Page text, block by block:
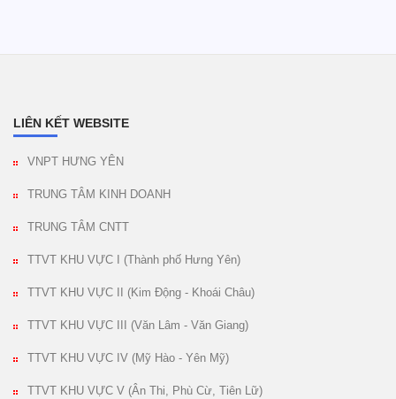
LIÊN KẾT WEBSITE
VNPT HƯNG YÊN
TRUNG TÂM KINH DOANH
TRUNG TÂM CNTT
TTVT KHU VỰC I (Thành phố Hưng Yên)
TTVT KHU VỰC II (Kim Động - Khoái Châu)
TTVT KHU VỰC III (Văn Lâm - Văn Giang)
TTVT KHU VỰC IV (Mỹ Hào - Yên Mỹ)
TTVT KHU VỰC V (Ân Thi, Phù Cừ, Tiên Lữ)